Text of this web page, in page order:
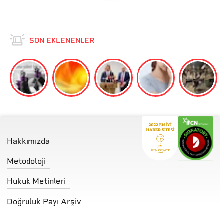
SON EKLENENLER
Hakkımızda
Metodoloji
Hukuk Metinleri
Doğruluk Payı Arşiv